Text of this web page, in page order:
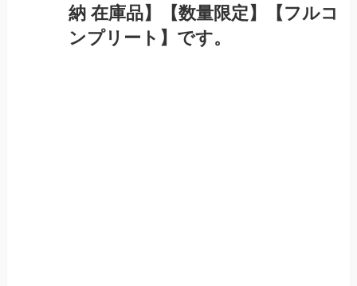
納 在庫品】【数量限定】【フルコ
ンプリート】です。